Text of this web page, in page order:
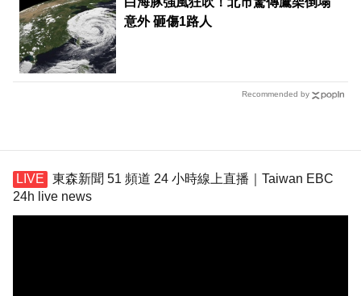
意外 砸傷1路人
Recommended by
東森新聞 51 頻道 24 小時線上直播｜Taiwan EBC
24h live news